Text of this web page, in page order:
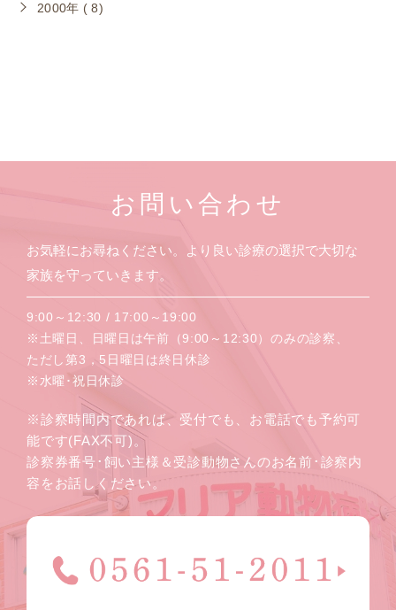
2000年 ( 8)
お問い合わせ
お気軽にお尋ねください。より良い診療の選択で大切な
家族を守っていきます。
9:00～12:30 / 17:00～19:00
※土曜日、日曜日は午前（9:00～12:30）のみの診察、
ただし第3，5日曜日は終日休診
※水曜･祝日休診
※診察時間内であれば、受付でも、お電話でも予約可
能です(FAX不可)。
診察券番号･飼い主様＆受診動物さんのお名前･診察内
容をお話しください。